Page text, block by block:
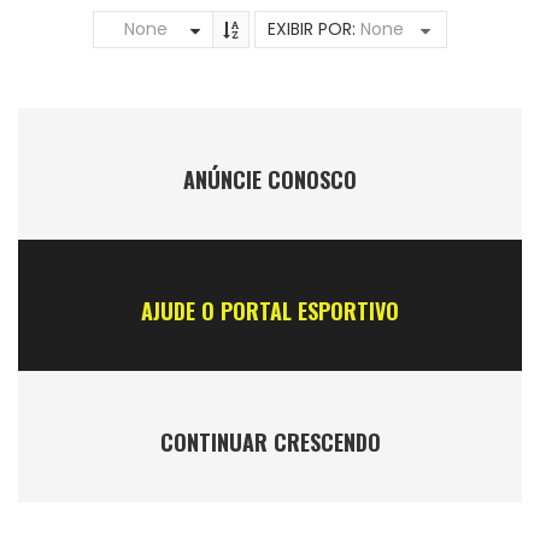
None EXIBIR POR: None
ANÚNCIE CONOSCO
AJUDE O PORTAL ESPORTIVO
CONTINUAR CRESCENDO